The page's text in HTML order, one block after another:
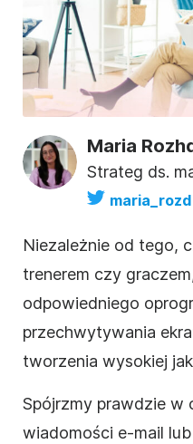
Maria
Strateg ds.
maria_rozd
Niezależnie od tego,
trenerem czy
odpowiedniego
przechwytywania
tworzenia wysokiej
Spójrzmy prawdzie w
wiadomości e-mail